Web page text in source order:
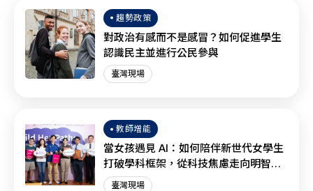
趨勢政策
對政治有感而不是感冒？如何促進學生
認識民主並進行公民參與
臺灣現場
教師增能
當女孩遇見 AI：如何陪伴新世代女學生
打破學科框架，從科技焦慮走向明智協
作？
臺灣現場